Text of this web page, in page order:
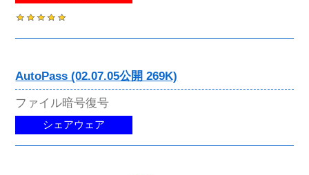
AutoPass (02.07.05公開 269K)
ファイル暗号復号
シェアウェア